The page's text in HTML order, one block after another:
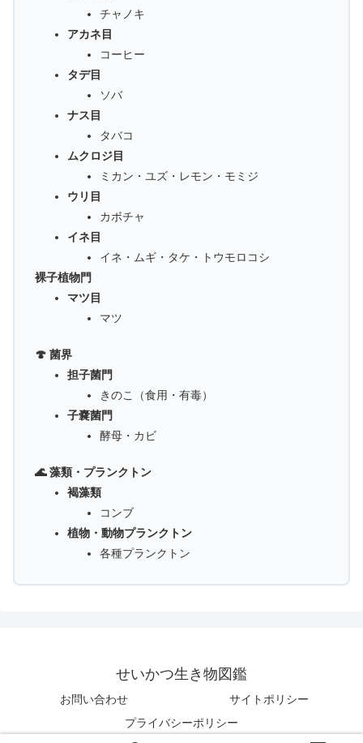
チャノキ
アカネ目
コーヒー
タデ目
ソバ
ナス目
タバコ
ムクロジ目
ミカン・ユズ・レモン・モミジ
ウリ目
カボチャ
イネ目
イネ・ムギ・タケ・トウモロコシ
裸子植物門
マツ目
マツ
🍄 菌界
担子菌門
きのこ（食用・有毒）
子嚢菌門
酵母・カビ
🌊 藻類・プランクトン
褐藻類
コンブ
植物・動物プランクトン
各種プランクトン
せいかつ生き物図鑑
お問い合わせ
サイトポリシー
プライバシーポリシー